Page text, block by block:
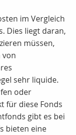
im Vergleich
Dies liegt daran,
müssen,
von
sehr liquide.
oder
für diese Fonds
gibt es bei
bieten eine